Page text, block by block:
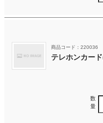
商品コード：220036
テレホンカー
数
量